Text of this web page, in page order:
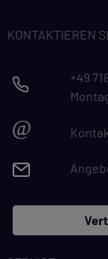
KONTAKTIEREN
+49
@